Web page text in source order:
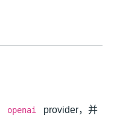
openai
provider，并